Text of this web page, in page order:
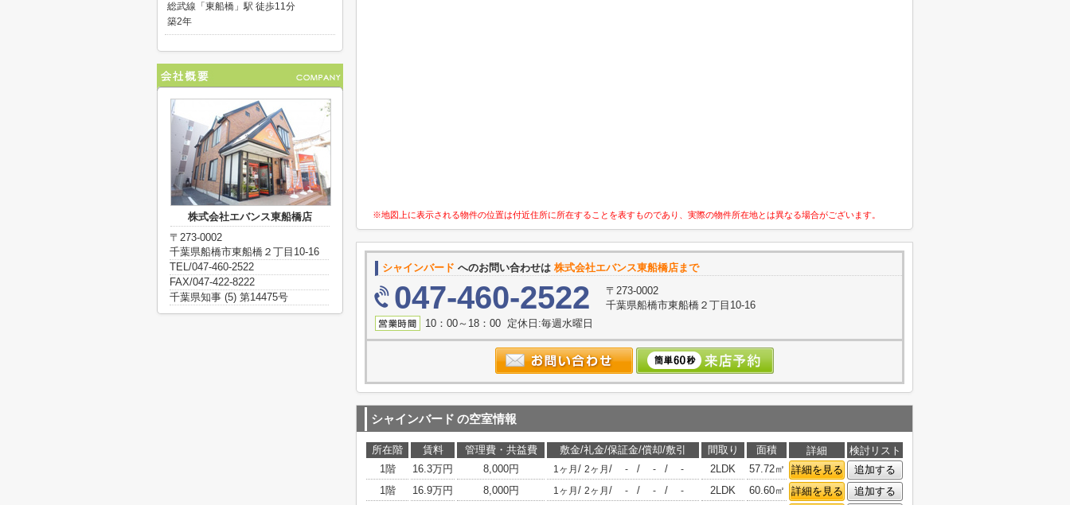
※地図上に表示される物件の位置は付近住所に所在することを表すものであり、実際の物件所在地とは異なる場合がございます。
シャインバード へのお問い合わせは 株式会社エバンス東船橋店まで
047-460-2522
〒273-0002
千葉県船橋市東船橋２丁目10-16
10：00～18：00 定休日:毎週水曜日
シャインバード の空室情報
所在階 賃料 管理費・共益費 敷金/礼金/保証金/償却/敷引 間取り 面積 詳細
検討リスト
1階
16.3万円 8,000円 1ヶ月 / 2ヶ月 / - / - / - 2LDK 57.72㎡ 詳細を見る
追加する
1階
16.9万円 8,000円 1ヶ月 / 2ヶ月 / - / - / - 2LDK 60.60㎡ 詳細を見る
追加する
総武線「東船橋」駅 徒歩11分
築2年
株式会社エバンス東船橋店
〒273-0002
千葉県船橋市東船橋２丁目10-16
TEL/047-460-2522
FAX/047-422-8222
千葉県知事 (5) 第14475号